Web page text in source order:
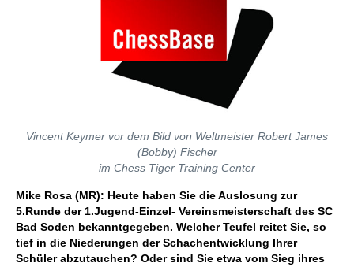
Vincent Keymer vor dem Bild von Weltmeister Robert James
(Bobby) Fischer
im Chess Tiger Training Center
Mike Rosa (MR): Heute haben Sie die Auslosung zur
5.Runde der 1.Jugend-Einzel- Vereinsmeisterschaft des SC
Bad Soden bekanntgegeben. Welcher Teufel reitet Sie, so
tief in die Niederungen der Schachentwicklung Ihrer
Schüler abzutauchen? Oder sind Sie etwa vom Sieg ihres